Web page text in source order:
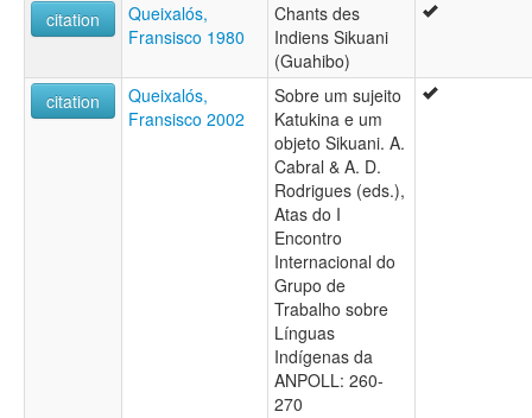
citation
Queixalós,
Fransisco 1980
Chants des
Indiens Sikuani
(Guahibo)
citation
Queixalós,
Fransisco 2002
Sobre um sujeito
Katukina e um
objeto Sikuani. A.
Cabral & A. D.
Rodrigues (eds.),
Atas do I
Encontro
Internacional do
Grupo de
Trabalho sobre
Línguas
Indígenas da
ANPOLL: 260-
270